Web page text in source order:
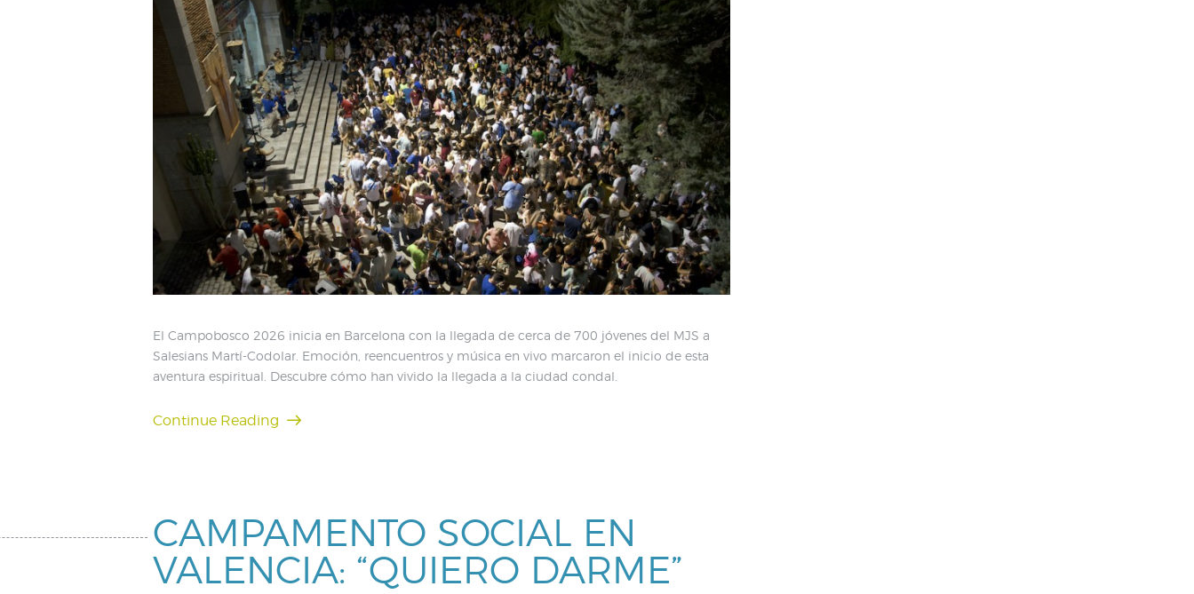
El Campobosco 2026 inicia en Barcelona con la llegada de cerca de 700 jóvenes del MJS a
Salesians Martí-Codolar. Emoción, reencuentros y música en vivo marcaron el inicio de esta
aventura espiritual. Descubre cómo han vivido la llegada a la ciudad condal.
Continue Reading
CAMPAMENTO SOCIAL EN
VALENCIA: “QUIERO DARME”